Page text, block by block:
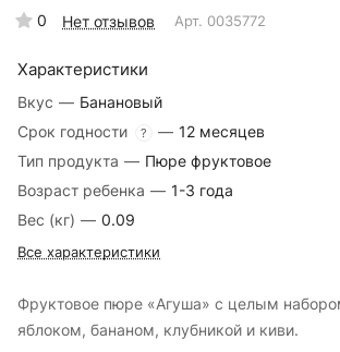
0 Нет отзывов Арт. 0035772
Характеристики
Вкус — Банановый
Срок годности
? — 12 месяцев
Тип продукта — Пюре фруктовое
Возраст ребенка — 1-3 года
Вес (кг) — 0.09
Все характеристики
Фруктовое пюре «Агуша» с целым
яблоком, бананом, клубникой и киви.